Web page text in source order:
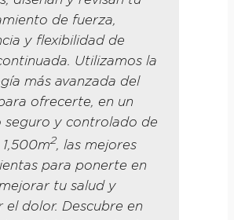
de fuerza,
y flexibilidad de
Utilizamos la
más avanzada del
ofrecerte, en un
seguro y controlado de
2, las mejores
para ponerte en
tu salud y
el dolor. Descubre en